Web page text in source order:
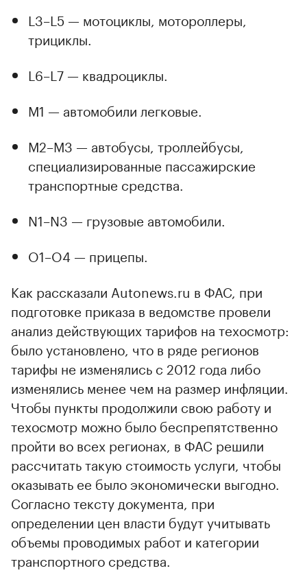
L3–L5 — мотоциклы, мотороллеры,
трициклы.
L6–L7 — квадроциклы.
M1 — автомобили легковые.
M2–M3 — автобусы, троллейбусы,
специализированные пассажирские
транспортные средства.
N1–N3 — грузовые автомобили.
O1–O4 — прицепы.
Как рассказали Autonews.ru в ФАС, при
подготовке приказа в ведомстве провели
анализ действующих тарифов на техосмотр:
было установлено, что в ряде регионов
тарифы не изменялись с 2012 года либо
изменялись менее чем на размер инфляции.
Чтобы пункты продолжили свою работу и
техосмотр можно было беспрепятственно
пройти во всех регионах, в ФАС решили
рассчитать такую стоимость услуги, чтобы
оказывать ее было экономически выгодно.
Согласно тексту документа, при
определении цен власти будут учитывать
объемы проводимых работ и категории
транспортного средства.